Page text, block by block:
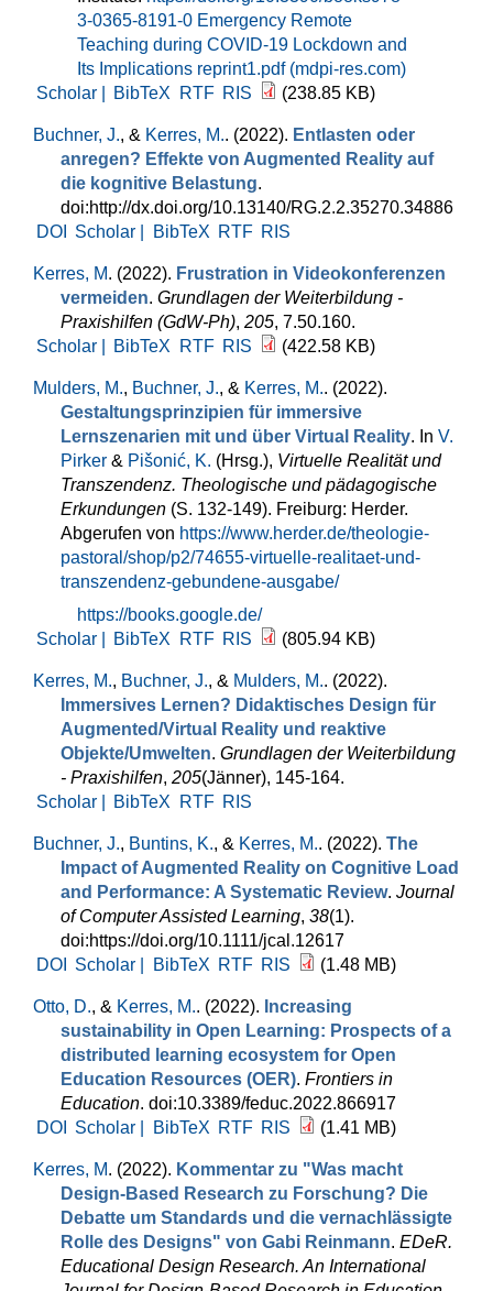
3-0365-8191-0 Emergency Remote
Teaching during COVID-19 Lockdown and
Its Implications reprint1.pdf (mdpi-res.com)
Scholar |
BibTeX RTF RIS (238.85 KB)
Buchner, J., & Kerres, M.. (2022). Entlasten oder
anregen? Effekte von Augmented Reality auf
die kognitive Belastung.
doi:http://dx.doi.org/10.13140/RG.2.2.35270.34886
DOI
Scholar | BibTeX RTF RIS
Kerres, M. (2022). Frustration in Videokonferenzen
vermeiden. Grundlagen der Weiterbildung -
Praxishilfen (GdW-Ph), 205, 7.50.160.
Scholar |
BibTeX RTF RIS (422.58 KB)
Mulders, M., Buchner, J., & Kerres, M.. (2022).
Gestaltungsprinzipien für immersive
Lernszenarien mit und über Virtual Reality. In V.
Pirker & Pišonić, K. (Hrsg.), Virtuelle Realität und
Transzendenz. Theologische und pädagogische
Erkundungen (S. 132-149). Freiburg: Herder.
Abgerufen von https://www.herder.de/theologie-
pastoral/shop/p2/74655-virtuelle-realitaet-und-
transzendenz-gebundene-ausgabe/
https://books.google.de/
Scholar |
BibTeX RTF RIS (805.94 KB)
Kerres, M., Buchner, J., & Mulders, M.. (2022).
Immersives Lernen? Didaktisches Design für
Augmented/Virtual Reality und reaktive
Objekte/Umwelten. Grundlagen der Weiterbildung
- Praxishilfen, 205(Jänner), 145-164.
Scholar |
BibTeX RTF RIS
Buchner, J., Buntins, K., & Kerres, M.. (2022). The
Impact of Augmented Reality on Cognitive Load
and Performance: A Systematic Review. Journal
of Computer Assisted Learning, 38(1).
doi:https://doi.org/10.1111/jcal.12617
DOI
Scholar | BibTeX RTF RIS (1.48 MB)
Otto, D., & Kerres, M.. (2022). Increasing
sustainability in Open Learning: Prospects of a
distributed learning ecosystem for Open
Education Resources (OER). Frontiers in
Education. doi:10.3389/feduc.2022.866917
DOI
Scholar | BibTeX RTF RIS (1.41 MB)
Kerres, M. (2022). Kommentar zu "Was macht
Design-Based Research zu Forschung? Die
Debatte um Standards und die vernachlässigte
Rolle des Designs" von Gabi Reinmann. EDeR.
Educational Design Research. An International